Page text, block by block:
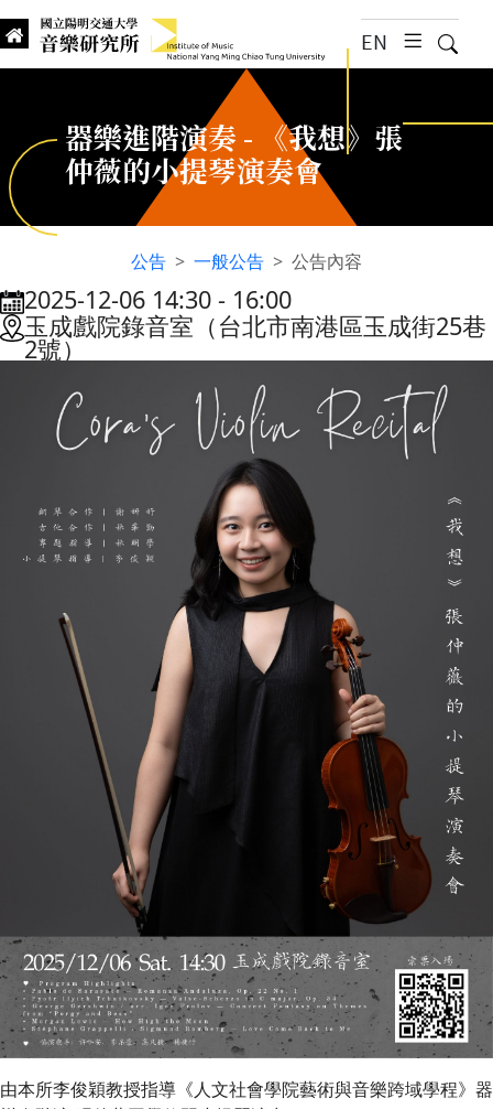
國立陽明交通大學 音樂研究所 Institute of Music, National
EN
漢堡選
器樂進階演奏 - 《我想》張
仲薇的小提琴演奏會
公告 一般公告
公告內容
::: 2025-12-06 14:30 ‐ 16:00
玉成戲院錄音室（台北市南港區玉成街25巷
2號）
由本所李俊穎教授指導《人文社會學院藝術與音樂跨域學程》器